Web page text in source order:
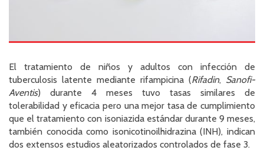
El tratamiento de niños y adultos con infección de
tuberculosis latente mediante rifampicina (Rifadin, Sanofi-
Aventis) durante 4 meses tuvo tasas similares de
tolerabilidad y eficacia pero una mejor tasa de cumplimiento
que el tratamiento con isoniazida estándar durante 9 meses,
también conocida como isonicotinoilhidrazina (INH), indican
dos extensos estudios aleatorizados controlados de fase 3.